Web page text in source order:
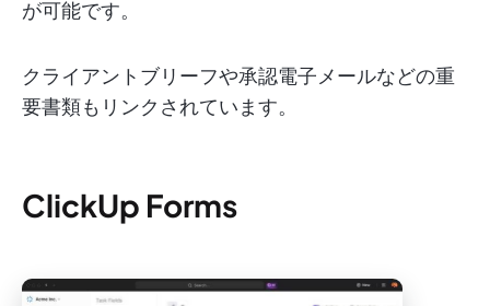
が可能です。
クライアントブリーフや承認電子メールなどの重
要書類もリンクされています。
ClickUp Forms